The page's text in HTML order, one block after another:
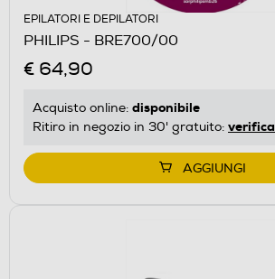
EPILATORI E DEPILATORI
PHILIPS - BRE700/00
€ 64,90
Acquisto online: disponibile
Ritiro in negozio in 30' gratuito: verifica
AGGIUNGI